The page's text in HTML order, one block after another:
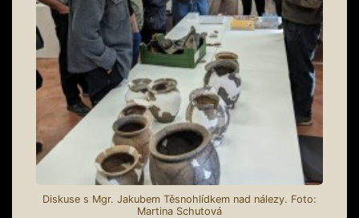
Diskuse s Mgr. Jakubem Těsnohlídkem nad nálezy. Foto:
Martina Schutová